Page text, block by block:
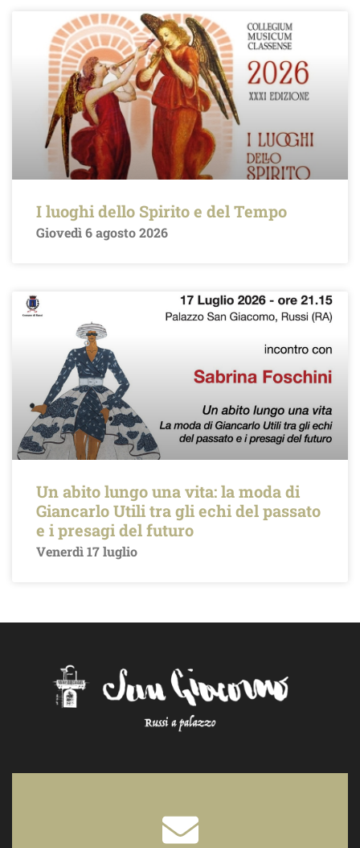
I luoghi dello Spirito e del Tempo
Giovedì 6 agosto 2026
Un abito lungo una vita: la moda di
Giancarlo Utili tra gli echi del passato
e i presagi del futuro
Venerdì 17 luglio